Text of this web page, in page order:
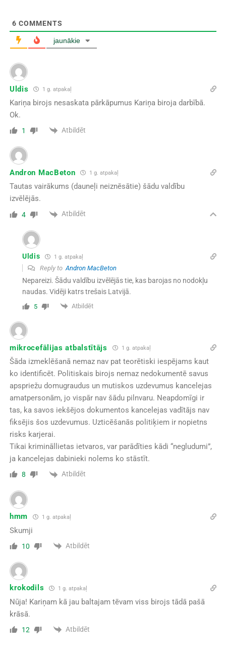
6 COMMENTS
jaunākie
Uldis 1 g. atpakaļ
Kariņa birojs nesaskata pārkāpumus Kariņa biroja darbībā.
Ok.
1 Atbildēt
Andron MacBeton 1 g. atpakaļ
Tautas vairākums (dauneļi neiznēsātie) šādu valdību
izvēlējās.
4 Atbildēt
Uldis 1 g. atpakaļ
Reply to Andron MacBeton
Nepareizi. Šādu valdību izvēlējās tie, kas barojas no nodokļu
naudas. Vidēji katrs trešais Latvijā.
5 Atbildēt
mikrocefālijas atbalstītājs 1 g. atpakaļ
Šāda izmeklēšanā nemaz nav pat teorētiski iespējams kaut
ko identificēt. Politiskais birojs nemaz nedokumentē savus
apspriežu domugraudus un mutiskos uzdevumus kancelejas
amatpersonām, jo vispār nav šādu pilnvaru. Neapdomīgi ir
tas, ka savos iekšējos dokumentos kancelejas vadītājs nav
fiksējis šos uzdevumus. Uzticēšanās politiķiem ir nopietns
risks karjerai.
Tikai krimināllietas ietvaros, var parādīties kādi “negludumi”,
ja kancelejas dabinieki nolems ko stāstīt.
8 Atbildēt
hmm 1 g. atpakaļ
Skumji
10 Atbildēt
krokodils 1 g. atpakaļ
Nūja! Kariņam kā jau baltajam tēvam viss birojs tādā pašā
krāsā.
12 Atbildēt